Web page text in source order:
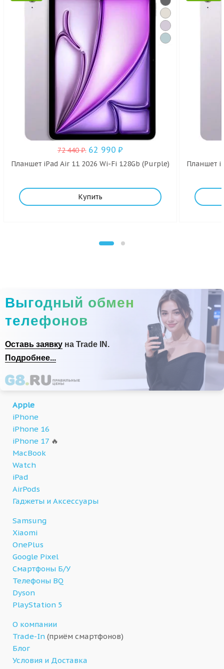
72 440₽. 62 990₽
Планшет iPad Air 11 2026 Wi-Fi 128Gb (Purple)
Купить
Планшет
Выгодный обмен
телефонов
Оставь заявку на Trade IN.
Подробнее...
Apple
iPhone
iPhone 16
iPhone 17 🔥
MacBook
Watch
iPad
AirPods
Гаджеты и Аксессуары
Samsung
Xiaomi
OnePlus
Google Pixel
Смартфоны Б/У
Телефоны BQ
Dyson
PlayStation 5
О компании
Trade-In (приём смартфонов)
Блог
Условия и Доставка